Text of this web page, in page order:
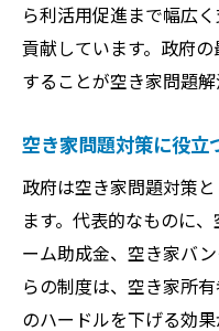
ら利活用促進まで幅広
貢献しています。政府
することが空き家問題
空き家問題対策に役立
政府は空き家問題対策
ます。代表的なものに
ーム助成金、空き家バ
らの制度は、空き家所
のハードルを下げる効